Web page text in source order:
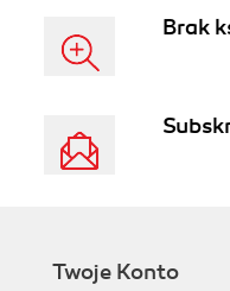
Brak
Twoje Konto